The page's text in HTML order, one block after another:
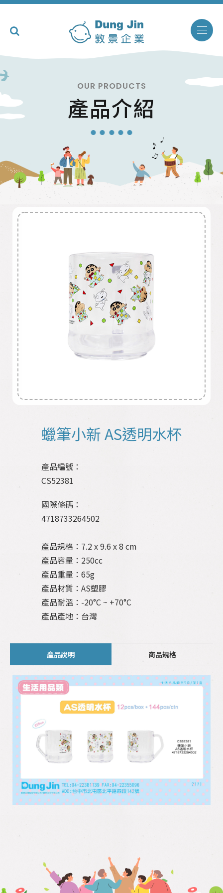
OUR PRODUCTS
產品介紹
蠟筆小新 AS透明水杯
產品編號：
CS52381
國際條碼：
4718733264502
產品規格：7.2 x 9.6 x 8 cm
產品容量：250cc
產品重量：65g
產品材質：AS塑膠
產品耐溫：-20°C ~ +70°C
產品產地：台灣
產品說明 商品規格